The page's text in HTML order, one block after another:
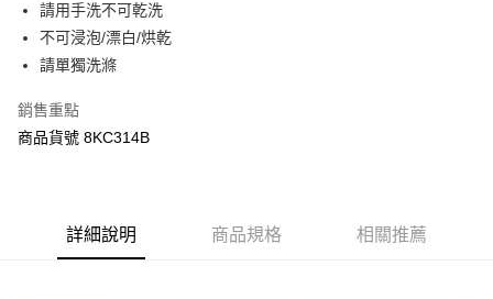
便利好安心！
１．簡單：不需註冊會員、不需綁卡、不需儲值。
３．安心：先確認商品／服務後，再付款。
【「AFTEE先享後付」結帳流程】
１．於結帳方式選擇「AFTEE先享後付」後，將跳轉至「AFTEE先享後付」
結帳頁面，進行簡訊認證並確認金額後，即可完成結帳。
※ 請注意：結帳手續完成當下不需立刻繳費，但若您需要取消訂單，請聯絡
運送方式
宅配
每筆NT$120，滿NT$3,000(含以上)免運費
請用手洗不可乾洗
不可浸泡/漂白/烘乾
請單獨洗滌
銷售重點
商品貨號 8KC314B
詳細說明 商品規格 相關推薦